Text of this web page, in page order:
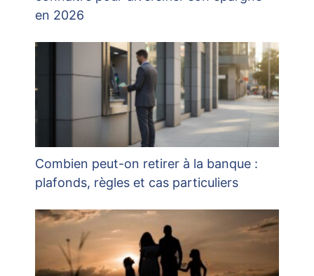
en 2026
Combien peut-on retirer à la banque :
plafonds, règles et cas particuliers